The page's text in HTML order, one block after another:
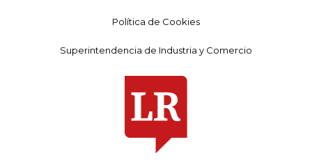
Política de Cookies
Superintendencia de Industria y Comercio